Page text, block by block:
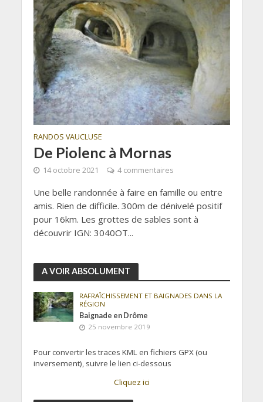
RANDOS VAUCLUSE
De Piolenc à Mornas
14 octobre 2021 4 commentaires
Une belle randonnée à faire en famille ou entre
amis. Rien de difficile. 300m de dénivelé positif
pour 16km. Les grottes de sables sont à
découvrir IGN: 3040OT...
A VOIR ABSOLUMENT
RAFRAÎCHISSEMENT ET BAIGNADES DANS LA
RÉGION
Baignade en Drôme
25 novembre 2019
Pour convertir les traces KML en fichiers GPX (ou
inversement), suivre le lien ci-dessous
Cliquez ici